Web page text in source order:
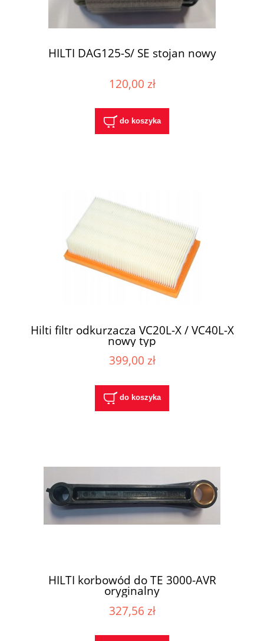
HILTI DAG125-S/ SE stojan nowy
120,00 zł
do koszyka
Hilti filtr odkurzacza VC20L-X / VC40L-X
nowy typ
399,00 zł
do koszyka
HILTI korbowód do TE 3000-AVR
oryginalny
327,56 zł